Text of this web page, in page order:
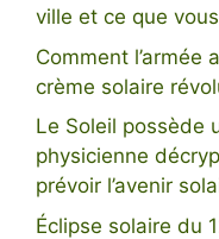
ville et ce que
Comment l’armée
crème solaire
Le Soleil possède
physicienne
prévoir l’avenir
Éclipse solaire du